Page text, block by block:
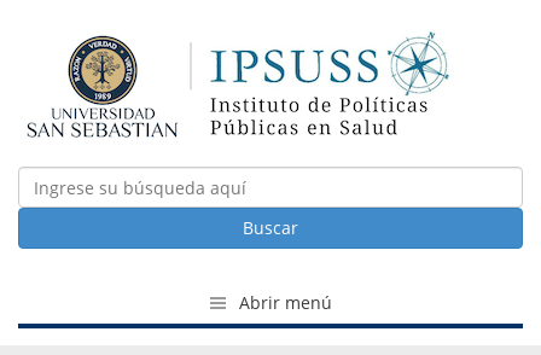
Buscar
Abrir menú